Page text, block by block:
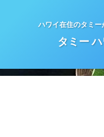
ハワイ在住のタミ
タミー